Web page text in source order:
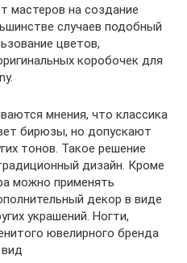
мастеров на создание
случаев подобный
цветов,
коробочек для
мнения, что классика
бирюзы, но допускают
тонов. Такое решение
дизайн. Кроме
можно применять
декор в виде
украшений. Ногти,
ювелирного бренда